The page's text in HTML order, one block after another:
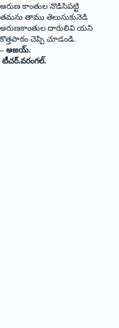
అరుణ కాంతుల నొడిసిపట్టి
తమను తాము తెలుసుకునెడి
అరుణకాంతుల దారులివి యని
కొత్తపాఠం చెప్పి చూడండి.
– అజయ్‌.
‌టీచర్‌.‌వరంగల్‌.